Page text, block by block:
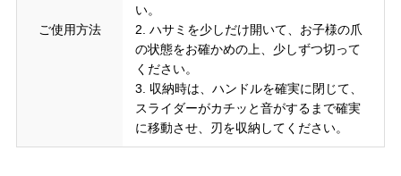
ご使用方法
い。
2. ハサミを少しだけ開いて、お子様の爪
の状態をお確かめの上、少しずつ切って
ください。
3. 収納時は、ハンドルを確実に閉じて、
スライダーがカチッと音がするまで確実
に移動させ、刃を収納してください。